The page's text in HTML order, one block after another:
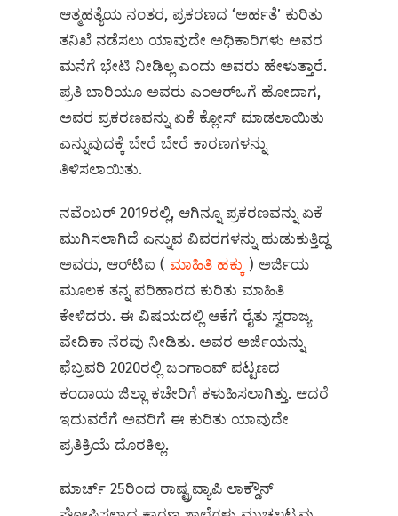
ಆತ್ಮಹತ್ಯೆಯ ನಂತರ, ಪ್ರಕರಣದ ‘ಅರ್ಹತೆ’ ಕುರಿತು
ತನಿಖೆ ನಡೆಸಲು ಯಾವುದೇ ಅಧಿಕಾರಿಗಳು ಅವರ
ಮನೆಗೆ ಭೇಟಿ ನೀಡಿಲ್ಲ ಎಂದು ಅವರು ಹೇಳುತ್ತಾರೆ.
ಪ್ರತಿ ಬಾರಿಯೂ ಅವರು ಎಂಆರ್‌ಒಗೆ ಹೋದಾಗ,
ಅವರ ಪ್ರಕರಣವನ್ನು ಏಕೆ ಕ್ಲೋಸ್‌ ಮಾಡಲಾಯಿತು
ಎನ್ನುವುದಕ್ಕೆ ಬೇರೆ ಬೇರೆ ಕಾರಣಗಳನ್ನು
ತಿಳಿಸಲಾಯಿತು.
ನವೆಂಬರ್ 2019ರಲ್ಲಿ, ಆಗಿನ್ನೂ ಪ್ರಕರಣವನ್ನು ಏಕೆ
ಮುಗಿಸಲಾಗಿದೆ ಎನ್ನುವ ವಿವರಗಳನ್ನು ಹುಡುಕುತ್ತಿದ್ದ
ಅವರು, ಆರ್‌ಟಿಐ ( ಮಾಹಿತಿ ಹಕ್ಕು ) ಅರ್ಜಿಯ
ಮೂಲಕ ತನ್ನ ಪರಿಹಾರದ ಕುರಿತು ಮಾಹಿತಿ
ಕೇಳಿದರು. ಈ ವಿಷಯದಲ್ಲಿ ಆಕೆಗೆ ರೈತು ಸ್ವರಾಜ್ಯ
ವೇದಿಕಾ ನೆರವು ನೀಡಿತು. ಅವರ ಅರ್ಜಿಯನ್ನು
ಫೆಬ್ರವರಿ 2020ರಲ್ಲಿ ಜಂಗಾಂವ್ ಪಟ್ಟಣದ
ಕಂದಾಯ ಜಿಲ್ಲಾ ಕಚೇರಿಗೆ ಕಳುಹಿಸಲಾಗಿತ್ತು. ಆದರೆ
ಇದುವರೆಗೆ ಅವರಿಗೆ ಈ ಕುರಿತು ಯಾವುದೇ
ಪ್ರತಿಕ್ರಿಯೆ ದೊರಕಿಲ್ಲ.
ಮಾರ್ಚ್ 25ರಿಂದ ರಾಷ್ಟ್ರವ್ಯಾಪಿ ಲಾಕ್ಡೌನ್